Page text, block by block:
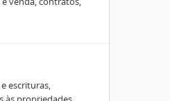
escrituras,